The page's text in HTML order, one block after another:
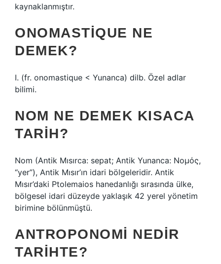
kaynaklanmıştır.
ONOMASTIQUE NE
DEMEK?
I. (fr. onomastique < Yunanca) dilb. Özel adlar
bilimi.
NOM NE DEMEK KISACA
TARIH?
Nom (Antik Mısırca: sepat; Antik Yunanca: Νομός,
“yer”), Antik Mısır’ın idari bölgeleridir. Antik
Mısır’daki Ptolemaios hanedanlığı sırasında ülke,
bölgesel idari düzeyde yaklaşık 42 yerel yönetim
birimine bölünmüştü.
ANTROPONOMI NEDIR
TARIHTE?